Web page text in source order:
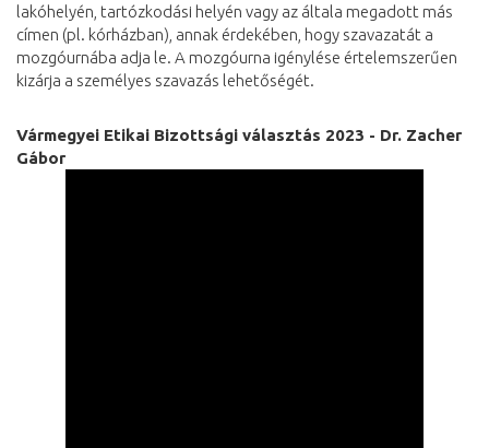
lakóhelyén, tartózkodási helyén vagy az általa megadott más
címen (pl. kórházban), annak érdekében, hogy szavazatát a
mozgóurnába adja le. A mozgóurna igénylése értelemszerűen
kizárja a személyes szavazás lehetőségét.
Vármegyei Etikai Bizottsági választás 2023 - Dr. Zacher
Gábor